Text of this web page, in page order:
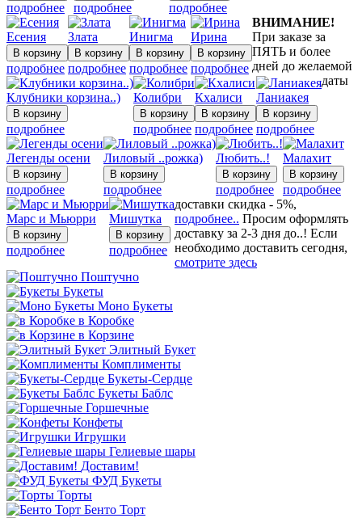
подробнее подробнее подробнее
Есения
подробнее
Злата
подробнее
Инигма
подробнее
Ирина
подробнее
Клубники корзина..)
подробнее
Колибри
подробнее
Кхалиси
подробнее
Ланиакея
подробнее
Легенды осени
подробнее
Лиловый ..рожка)
подробнее
Любить..!
подробнее
Малахит
подробнее
Марс и Мьюрри
подробнее
Мишутка
подробнее
ВНИМАНИЕ!
При заказе за
ПЯТЬ и более
дней до желаемой
даты
доставки скидка - 5%,
подробнее.. Просим оформлять
доставку за 2-3 дня до..! Если
необходимо доставить сегодня,
смотрите здесь
Поштучно
Букеты
Моно Букеты
в Коробке
в Корзине
Элитный Букет
Комплименты
Букеты-Сердце
Букеты Баблс
Горшечные
Конфеты
Игрушки
Гелиевые шары
Доставим!
ФУД Букеты
Торты
Бенто Торт